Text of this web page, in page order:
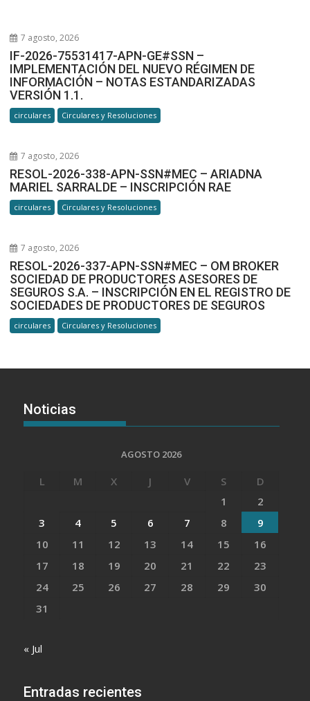
7 agosto, 2026
IF-2026-75531417-APN-GE#SSN –
IMPLEMENTACIÓN DEL NUEVO RÉGIMEN DE
INFORMACIÓN – NOTAS ESTANDARIZADAS
VERSIÓN 1.1.
circulares Circulares y Resoluciones
7 agosto, 2026
RESOL-2026-338-APN-SSN#MEC – ARIADNA
MARIEL SARRALDE – INSCRIPCIÓN RAE
circulares Circulares y Resoluciones
7 agosto, 2026
RESOL-2026-337-APN-SSN#MEC – OM BROKER
SOCIEDAD DE PRODUCTORES ASESORES DE
SEGUROS S.A. – INSCRIPCIÓN EN EL REGISTRO DE
SOCIEDADES DE PRODUCTORES DE SEGUROS
circulares Circulares y Resoluciones
Noticias
AGOSTO 2026
L M X J V S
D
1
2
3
4 5 6 7 8
9
10
11 12 13 14 15
16
17
18 19 20 21 22
23
24
25 26 27 28 29
30
31
« Jul
Entradas recientes